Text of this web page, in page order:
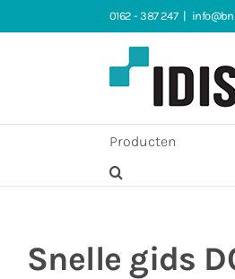
naar
0162 - 387 247 |
Producten
Snelle gids